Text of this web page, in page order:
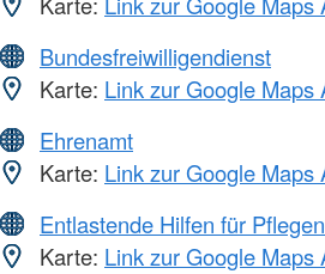
Bundesfreiwilligendienst
Karte: Link zur Google Maps
Ehrenamt
Karte: Link zur Google Maps
Entlastende Hilfen für
Karte: Link zur Google Maps